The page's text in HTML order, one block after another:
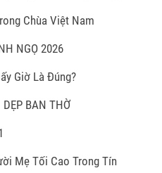
Chùa Việt Nam
NGỌ 2026
Giờ Là Đúng?
BAN THỜ
Mẹ Tối Cao Trong Tín